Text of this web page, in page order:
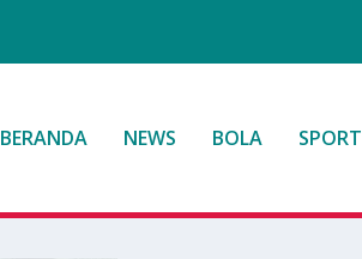
BERANDA NEWS BOLA SPORT